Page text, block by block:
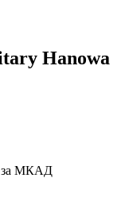
Hanowa
за МКАД